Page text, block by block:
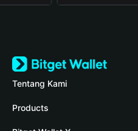
Tentang Kami
Bitget Wallet
Products